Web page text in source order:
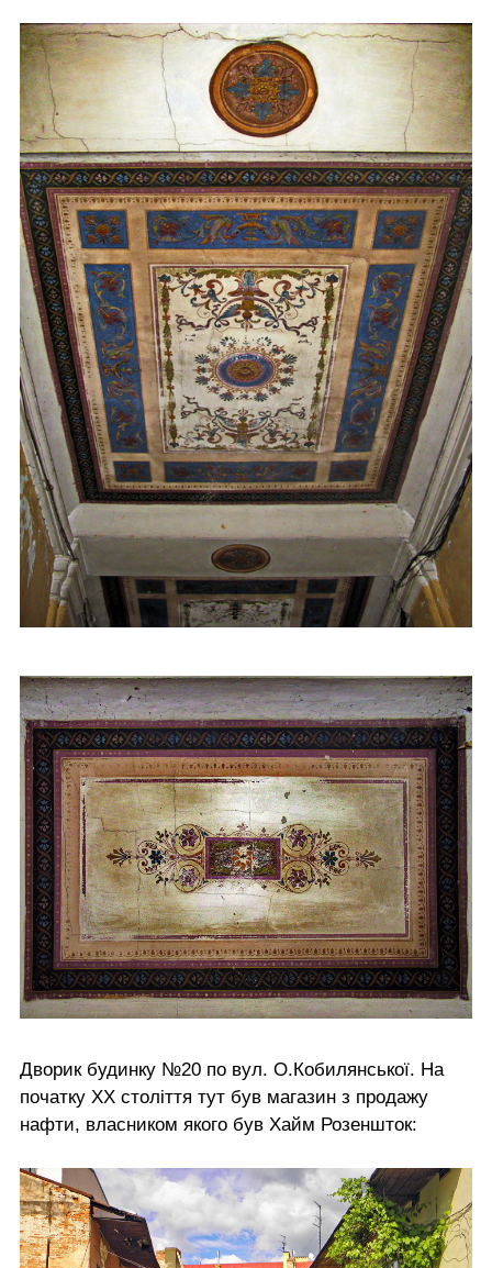
Дворик будинку №20 по вул. О.Кобилянської. На
початку ХХ століття тут був магазин з продажу
нафти, власником якого був Хайм Розеншток: